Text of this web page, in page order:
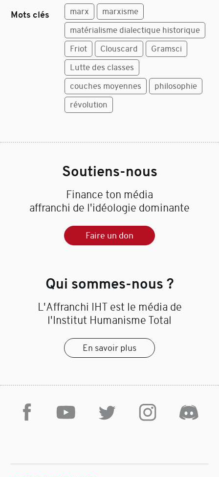
Mots clés marx
marxisme
matérialisme dialectique historique
Friot
Clouscard
Gramsci
Lutte des classes
couches moyennes
philosophie
révolution
Qui sommes-nous ?
L'Affranchi IHT est le média de
l'Institut Humanisme Total
En savoir plus
Soutiens-nous
Finance ton média
affranchi de l'idéologie dominante
Faire un don